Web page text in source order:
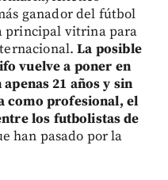
ganador del fútbol
principal vitrina para
La posible
vuelve a poner en
apenas 21 años y sin
como profesional, el
los futbolistas de
han pasado por la